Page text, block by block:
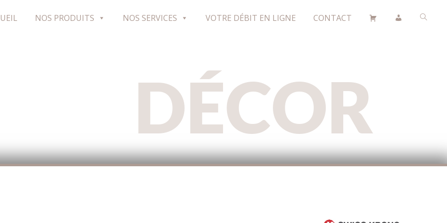
NOS PRODUITS NOS SERVICES VOTRE DÉBIT EN LIGNE CONTACT
DÉCOR